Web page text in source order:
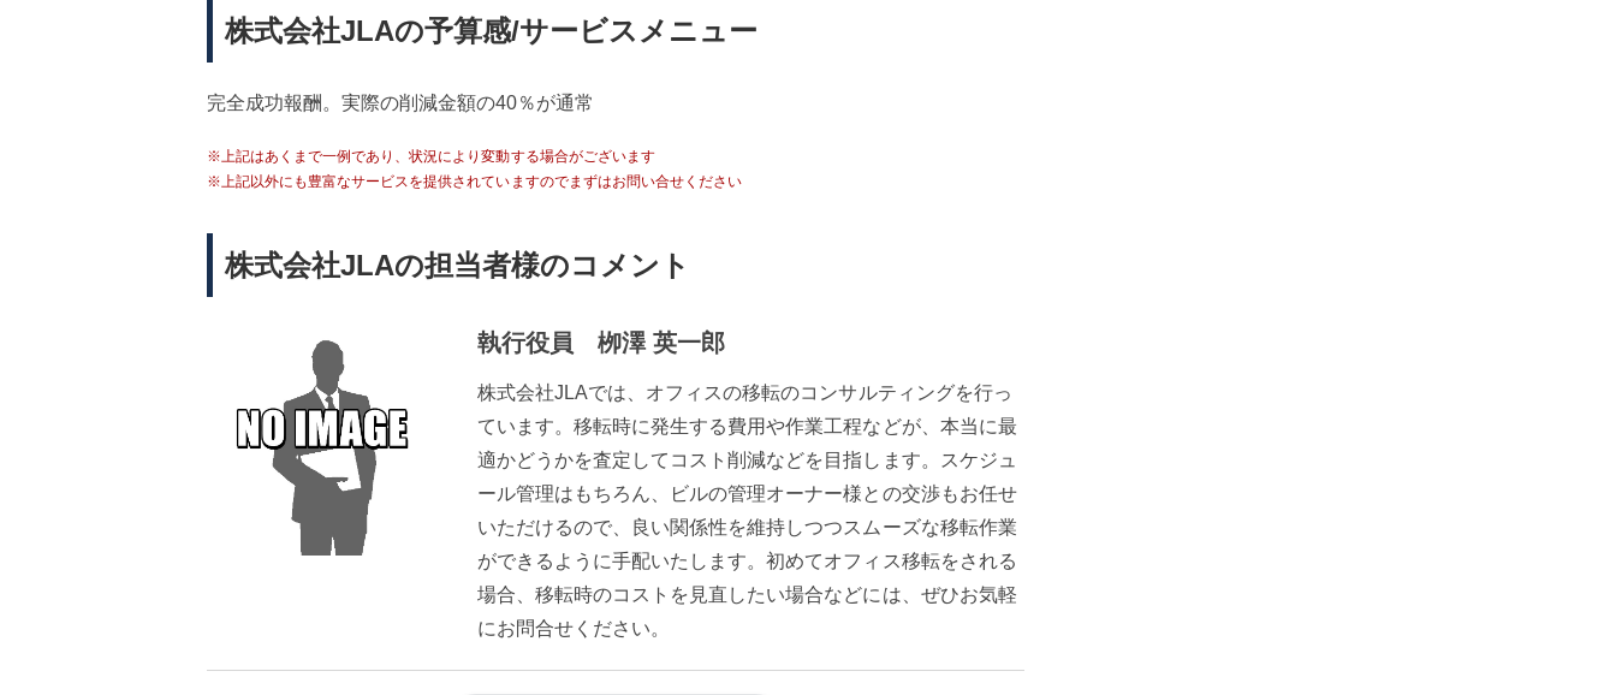
株式会社JLAの予算感/サービスメニュー
完全成功報酬。実際の削減金額の40％が通常
※上記はあくまで一例であり、状況により変動する場合がございます
※上記以外にも豊富なサービスを提供されていますのでまずはお問い合せください
株式会社JLAの担当者様のコメント
執行役員 栁澤 英一郎
株式会社JLAでは、オフィスの移転のコンサルティングを行っ
ています。移転時に発生する費用や作業工程などが、本当に最
適かどうかを査定してコスト削減などを目指します。スケジュ
ール管理はもちろん、ビルの管理オーナー様との交渉もお任せ
いただけるので、良い関係性を維持しつつスムーズな移転作業
ができるように手配いたします。初めてオフィス移転をされる
場合、移転時のコストを見直したい場合などには、ぜひお気軽
にお問合せください。